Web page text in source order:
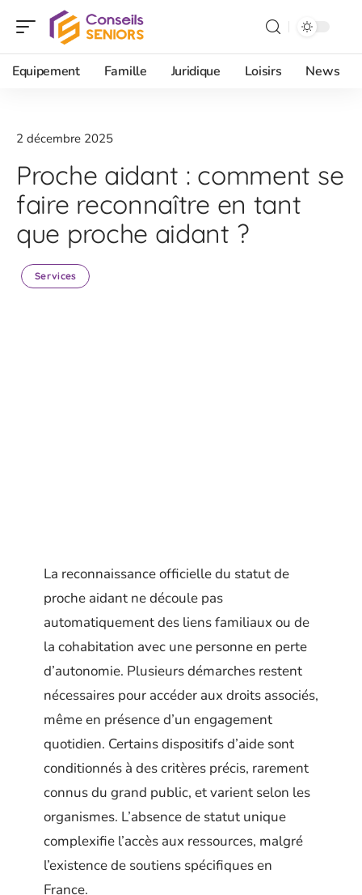
Equipement Famille Juridique Loisirs News
2 décembre 2025
Proche aidant : comment se
faire reconnaître en tant
que proche aidant ?
Services
La reconnaissance officielle du statut de
proche aidant ne découle pas
automatiquement des liens familiaux ou de
la cohabitation avec une personne en perte
d’autonomie. Plusieurs démarches restent
nécessaires pour accéder aux droits associés,
même en présence d’un engagement
quotidien. Certains dispositifs d’aide sont
conditionnés à des critères précis, rarement
connus du grand public, et varient selon les
organismes. L’absence de statut unique
complexifie l’accès aux ressources, malgré
l’existence de soutiens spécifiques en
France.